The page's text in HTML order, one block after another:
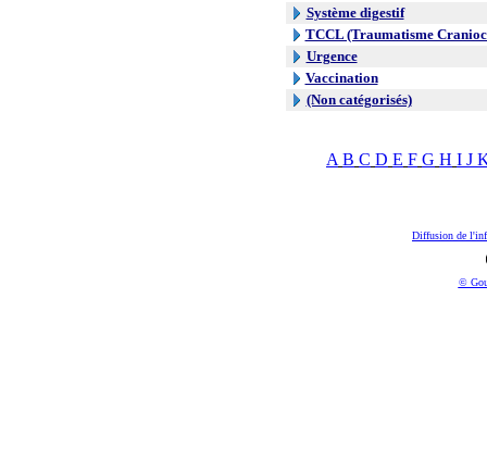
Système digestif
TCCL (Traumatisme
Urgence
Vaccination
(Non catégorisés)
A B C D E F G H I J
Diffusion de
©